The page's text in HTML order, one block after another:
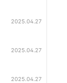
2025.04.27
2025.04.27
2025.04.27